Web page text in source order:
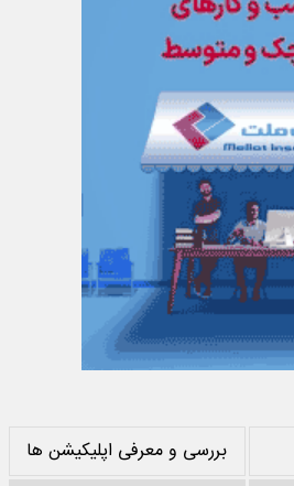
بررسی و معرفی اپلیکیشن ها